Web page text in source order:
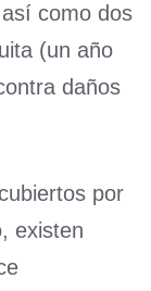
como dos
(un año
daños
por
existen